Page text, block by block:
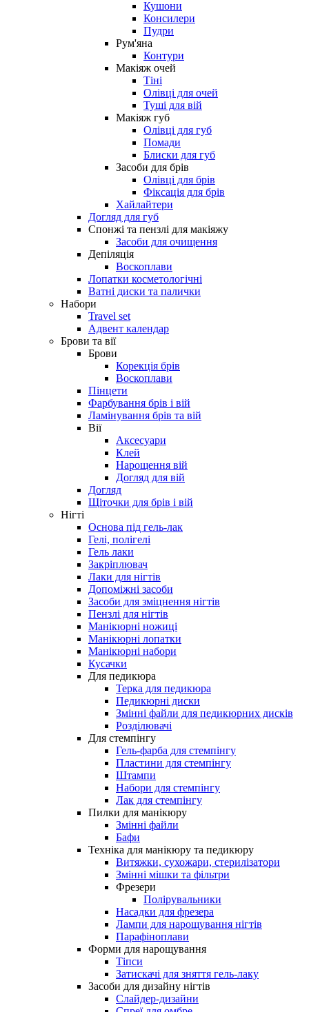
Кушони
Консилери
Пудри
Рум'яна
Контури
Макіяж очей
Тіні
Олівці для очей
Туші для вій
Макіяж губ
Олівці для губ
Помади
Блиски для губ
Засоби для брів
Олівці для брів
Фіксація для брів
Хайлайтери
Догляд для губ
Спонжі та пензлі для макіяжу
Засоби для очищення
Депіляція
Воскоплави
Лопатки косметологічні
Ватні диски та палички
Набори
Travel set
Адвент календар
Брови та вії
Брови
Корекція брів
Воскоплави
Пінцети
Фарбування брів і вій
Ламінування брів та вій
Вії
Аксесуари
Клей
Нарощення вій
Догляд для вій
Догляд
Щіточки для брів і вій
Нігті
Основа під гель-лак
Гелі, полігелі
Гель лаки
Закріплювач
Лаки для нігтів
Допоміжні засоби
Засоби для зміцнення нігтів
Пензлі для нігтів
Манікюрні ножиці
Манікюрні лопатки
Манікюрні набори
Кусачки
Для педикюра
Терка для педикюра
Педикюрні диски
Змінні файли для педикюрних дисків
Розділювачі
Для стемпінгу
Гель-фарба для стемпінгу
Пластини для стемпінгу
Штампи
Набори для стемпінгу
Лак для стемпінгу
Пилки для манікюру
Змінні файли
Бафи
Техніка для манікюру та педикюру
Витяжки, сухожари, стерилізатори
Змінні мішки та фільтри
Фрезери
Полірувальники
Насадки для фрезера
Лампи для нарощування нігтів
Парафіноплави
Форми для нарощування
Тіпси
Затискачі для зняття гель-лаку
Засоби для дизайну нігтів
Слайдер-дизайни